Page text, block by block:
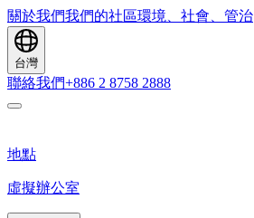
關於我們我們的社區環境、社會、管治
台灣
聯絡我們+886 2 8758 2888
地點
虛擬辦公室